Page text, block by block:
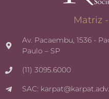
Matriz
Av. Pacaembu, 1536 -
Paulo – SP
(11) 3095.6000
SAC: